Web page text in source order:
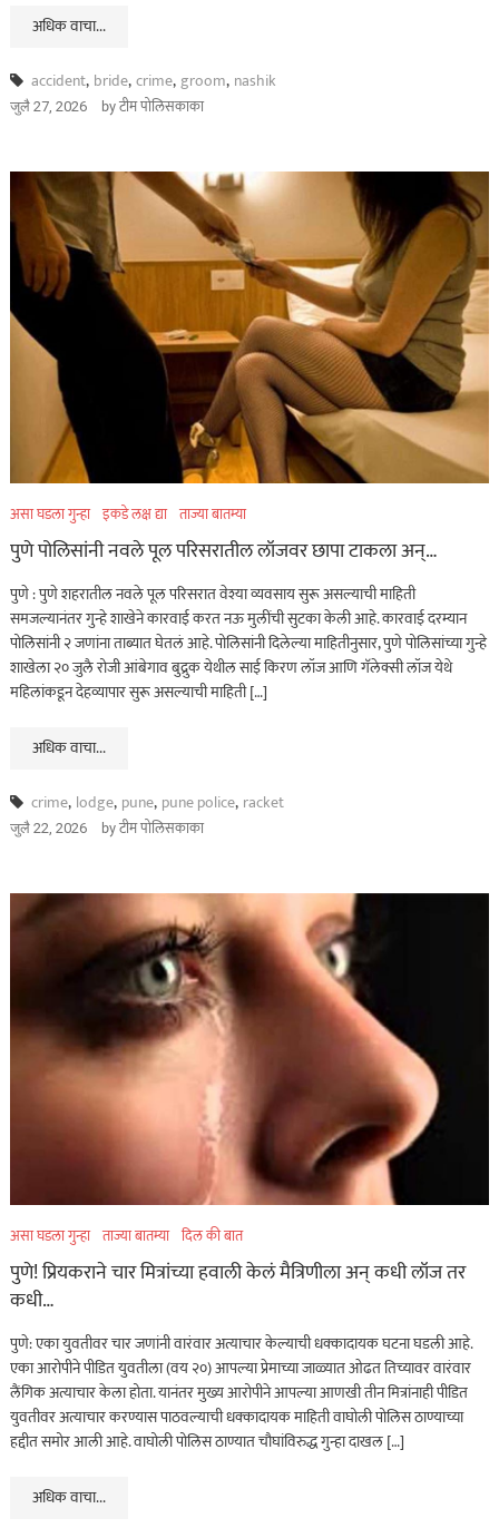
अधिक वाचा...
accident, bride,crime,groom, nashik
जुलै 27, 2026 byटीम पोलिसकाका
असा घडला गुन्हा इकडे लक्ष द्या ताज्या बातम्या
पुणे पोलिसांनी नवले पूल परिसरातील लॉजवर छापा टाकला अन्…
पुणे : पुणे शहरातील नवले पूल परिसरात वेश्या व्यवसाय सुरू असल्याची माहिती
समजल्यानंतर गुन्हे शाखेने कारवाई करत नऊ मुलींची सुटका केली आहे. कारवाई दरम्यान
पोलिसांनी २ जणांना ताब्यात घेतलं आहे. पोलिसांनी दिलेल्या माहितीनुसार, पुणे पोलिसांच्या गुन्हे
शाखेला २० जुलै रोजी आंबेगाव बुद्रुक येथील साई किरण लॉज आणि गॅलेक्सी लॉज येथे
महिलांकडून देहव्यापार सुरू असल्याची माहिती […]
अधिक वाचा...
crime, lodge, pune, pune police, racket
जुलै 22, 2026 byटीम पोलिसकाका
असा घडला गुन्हा ताज्या बातम्या दिल की बात
पुणे! प्रियकराने चार मित्रांच्या हवाली केलं मैत्रिणीला अन् कधी लॉज तर
कधी…
पुणे: एका युवतीवर चार जणांनी वारंवार अत्याचार केल्याची धक्कादायक घटना घडली आहे.
एका आरोपीने पीडित युवतीला (वय २०) आपल्या प्रेमाच्या जाळ्यात ओढत तिच्यावर वारंवार
लैंगिक अत्याचार केला होता. यानंतर मुख्य आरोपीने आपल्या आणखी तीन मित्रांनाही पीडित
युवतीवर अत्याचार करण्यास पाठवल्याची धक्कादायक माहिती वाघोली पोलिस ठाण्याच्या
हद्दीत समोर आली आहे. वाघोली पोलिस ठाण्यात चौघांविरुद्ध गुन्हा दाखल […]
अधिक वाचा...